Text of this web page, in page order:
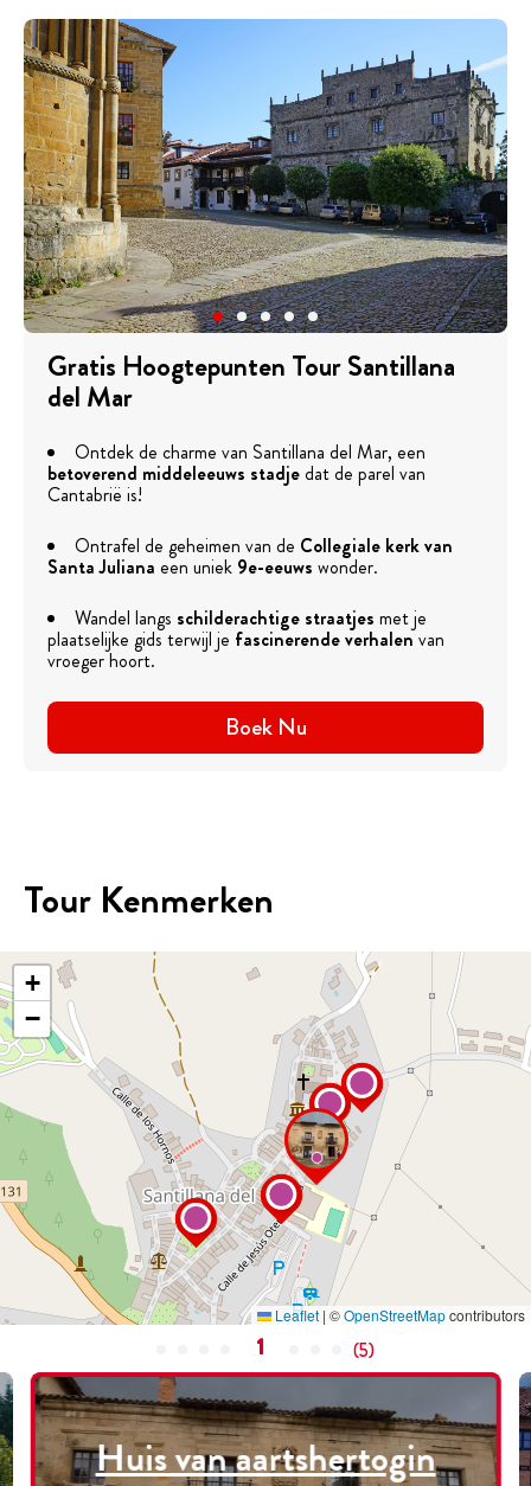
Gratis Hoogtepunten Tour Santillana
del Mar
Ontdek de charme van Santillana del Mar, een
betoverend middeleeuws stadjedat de parel van
Cantabrië is!
Ontrafel de geheimen van de Collegiale kerk van
Santa Juliana een uniek 9e-eeuws wonder.
Wandel langs schilderachtige straatjes met je
plaatselijke gids terwijl je fascinerende verhalenvan
vroeger hoort.
Boek Nu
Tour Kenmerken
+
−
Leaflet | ©OpenStreetMapcontributors
1 (5)
Huis van aartshertogin